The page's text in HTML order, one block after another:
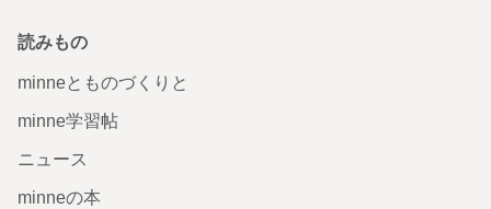
読みもの
minneとものづくりと
minne学習帖
ニュース
minneの本